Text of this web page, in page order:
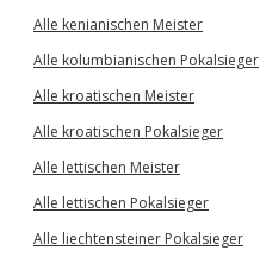
Alle kenianischen Meister
Alle kolumbianischen Pokalsieger
Alle kroatischen Meister
Alle kroatischen Pokalsieger
Alle lettischen Meister
Alle lettischen Pokalsieger
Alle liechtensteiner Pokalsieger